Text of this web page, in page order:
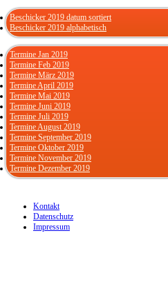
Beschicker 2019 datum sortiert
Beschicker 2019 alphabetisch
Termine Jan 2019
Termine Feb 2019
Termine März 2019
Termine April 2019
Termine Mai 2019
Termine Juni 2019
Termine Juli 2019
Termine August 2019
Termine September 2019
Termine Oktober 2019
Termine November 2019
Termine Dezember 2019
Kontakt
Datenschutz
Impressum